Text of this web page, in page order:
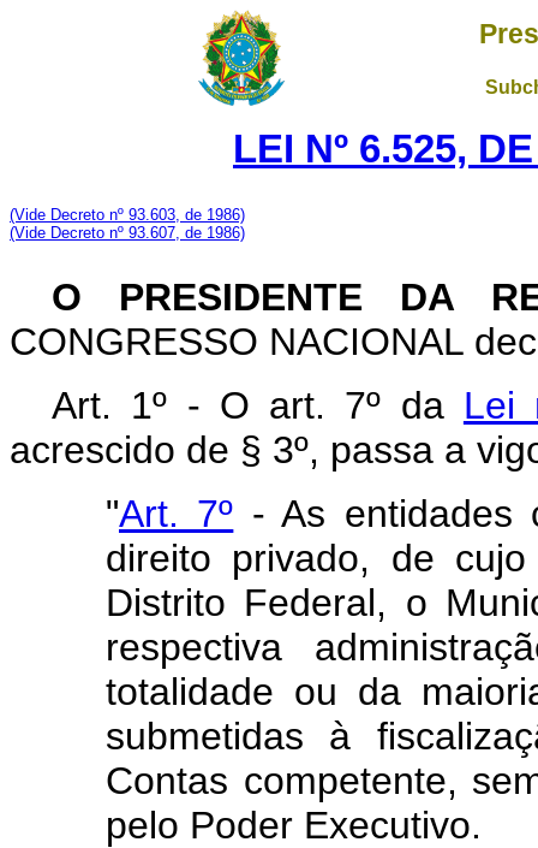
LEI Nº 6.525,
(Vide Decreto nº 93.603, de 1986)
(Vide Decreto nº 93.607, de 1986)
O PRESIDENTE DA
CONGRESSO NACIONAL
Art. 1º - O art. 7º da Lei
acrescido de § 3º, passa a
"Art. 7º - As entidades
direito privado, de
Distrito Federal, o
respectiva
totalidade ou da
submetidas à
Contas competente,
pelo Poder Executivo.